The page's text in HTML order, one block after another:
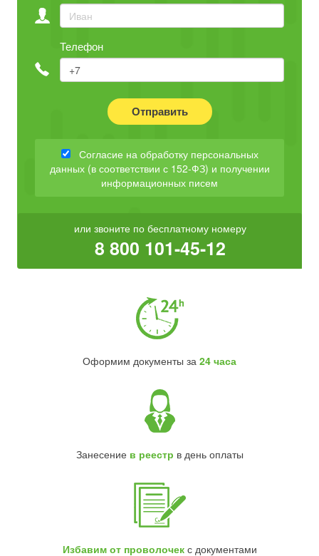
Телефон
Отправить
Согласие на обработку персональных
данных (в соответствии с 152-ФЗ) и получении
информационных писем
или звоните по бесплатному номеру
8 800 101-45-12
Оформим документы за 24 часа
Занесение в реестр в день оплаты
Избавим от проволочекс документами